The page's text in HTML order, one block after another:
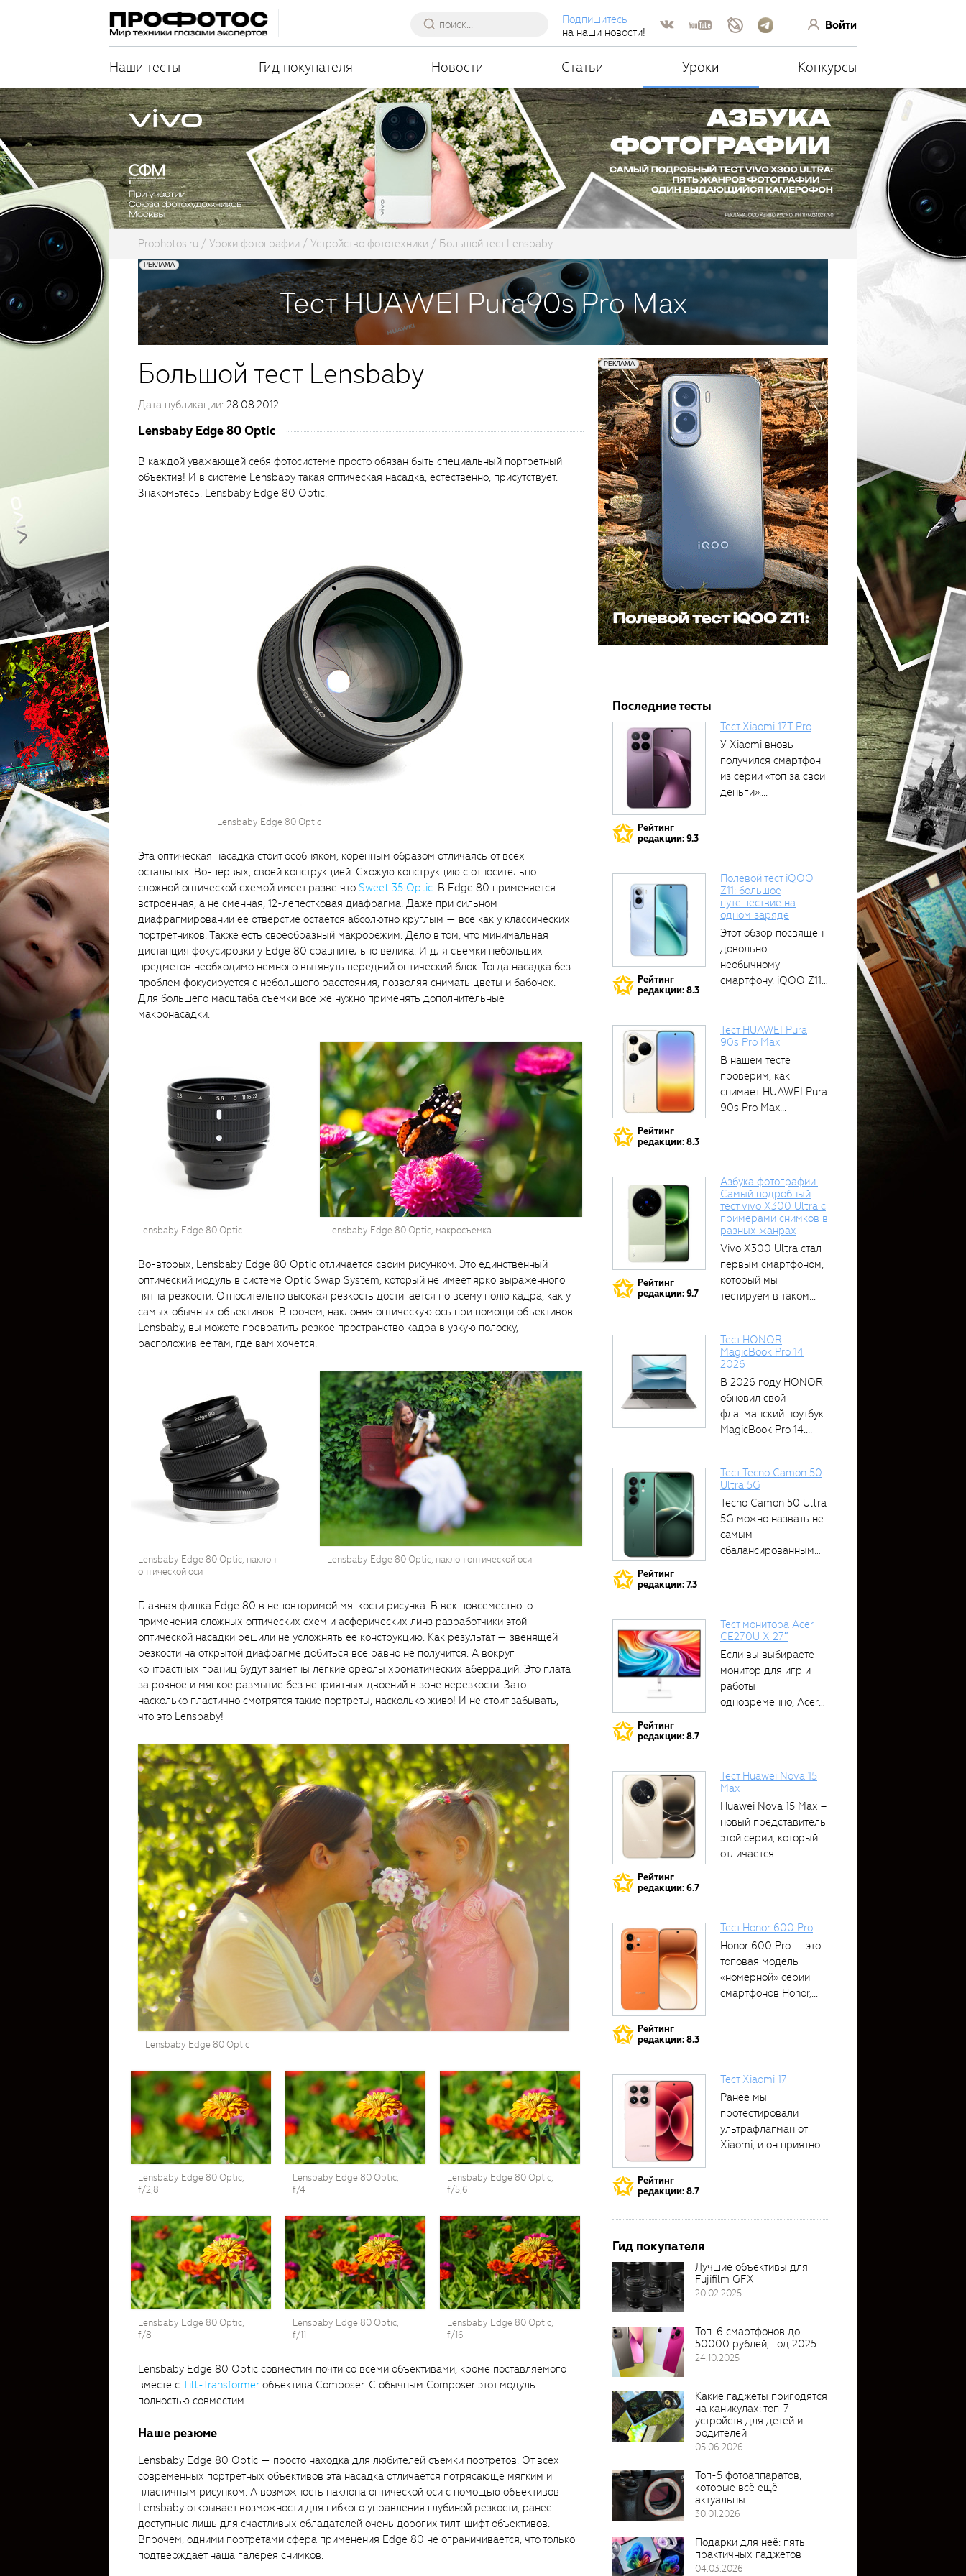
Подпишитесь
на наши новости!
Войти
Наши тесты Гид покупателя Новости Статьи Уроки Конкурсы
Prophotos.ru Уроки фотографии Устройство фототехники Большой тест Lensbaby
Большой тест Lensbaby
Дата публикации: 28.08.2012
Lensbaby Edge 80 Optic
В каждой уважающей себя фотосистеме просто обязан быть специальный портретный
объектив! И в системе Lensbaby такая оптическая насадка, естественно, присутствует.
Знакомьтесь: Lensbaby Edge 80 Optic.
Lensbaby Edge 80 Optic
Эта оптическая насадка стоит особняком, коренным образом отличаясь от всех
остальных. Во-первых, своей конструкцией. Схожую конструкцию с относительно
сложной оптической схемой имеет разве что Sweet 35 Optic. В Edge 80 применяется
встроенная, а не сменная, 12-лепестковая диафрагма. Даже при сильном
диафрагмировании ее отверстие остается абсолютно круглым — все как у классических
портретников. Также есть своеобразный макрорежим. Дело в том, что минимальная
дистанция фокусировки у Edge 80 сравнительно велика. И для съемки небольших
предметов необходимо немного вытянуть передний оптический блок. Тогда насадка без
проблем фокусируется с небольшого расстояния, позволяя снимать цветы и бабочек.
Для большего масштаба съемки все же нужно применять дополнительные
макронасадки.
Lensbaby Edge 80 Optic Lensbaby Edge 80 Optic, макросъемка
Во-вторых, Lensbaby Edge 80 Optic отличается своим рисунком. Это единственный
оптический модуль в системе Optic Swap System, который не имеет ярко выраженного
пятна резкости. Относительно высокая резкость достигается по всему полю кадра, как у
самых обычных объективов. Впрочем, наклоняя оптическую ось при помощи объективов
Lensbaby, вы можете превратить резкое пространство кадра в узкую полоску,
расположив ее там, где вам хочется.
Lensbaby Edge 80 Optic, наклон
оптической оси
Lensbaby Edge 80 Optic, наклон оптической оси
Главная фишка Edge 80 в неповторимой мягкости рисунка. В век повсеместного
применения сложных оптических схем и асферических линз разработчики этой
оптической насадки решили не усложнять ее конструкцию. Как результат — звенящей
резкости на открытой диафрагме добиться все равно не получится. А вокруг
контрастных границ будут заметны легкие ореолы хроматических аберраций. Это плата
за ровное и мягкое размытие без неприятных двоений в зоне нерезкости. Зато
насколько пластично смотрятся такие портреты, насколько живо! И не стоит забывать,
что это Lensbaby!
Lensbaby Edge 80 Optic
Lensbaby Edge 80 Optic,
f/2,8
Lensbaby Edge 80 Optic,
f/4
Lensbaby Edge 80 Optic,
f/5,6
Lensbaby Edge 80 Optic,
f/8
Lensbaby Edge 80 Optic,
f/11
Lensbaby Edge 80 Optic,
f/16
Lensbaby Edge 80 Optic совместим почти со всеми объективами, кроме поставляемого
вместе с Tilt-Transformer объектива Composer. С обычным Composer этот модуль
полностью совместим.
Наше резюме
Lensbaby Edge 80 Optic — просто находка для любителей съемки портретов. От всех
современных портретных объективов эта насадка отличается потрясающе мягким и
пластичным рисунком. А возможность наклона оптической оси с помощью объективов
Lensbaby открывает возможности для гибкого управления глубиной резкости, ранее
доступные лишь для счастливых обладателей очень дорогих тилт-шифт объективов.
Впрочем, одними портретами сфера применения Edge 80 не ограничивается, что только
подтверждает наша галерея снимков.
Последние тесты
Рейтинг
редакции: 9.3
Тест Xiaomi 17T Pro
У Xiaomi вновь
получился смартфон
из серии «топ за свои
деньги»....
Рейтинг
редакции: 8.3
Полевой тест iQOO
Z11: большое
путешествие на
одном заряде
Этот обзор посвящён
довольно
необычному
смартфону. iQOO Z11
Рейтинг
редакции: 8.3
Тест HUAWEI Pura
90s Pro Max
В нашем тесте
проверим, как
снимает HUAWEI Pura
90s Pro Max...
Рейтинг
редакции: 9.7
Азбука фотографии.
Самый подробный
тест vivo X300 Ultra с
примерами снимков в
разных жанрах
Vivo X300 Ultra стал
первым смартфоном,
который мы
тестируем в таком...
Тест HONOR
MagicBook Pro 14
2026
В 2026 году HONOR
обновил свой
флагманский ноутбук
MagicBook Pro 14....
Рейтинг
редакции: 7.3
Тест Tecno Camon 50
Ultra 5G
Tecno Camon 50 Ultra
5G можно назвать не
самым
сбалансированным
Рейтинг
редакции: 8.7
Тест монитора Acer
CE270U X 27″
Если вы выбираете
монитор для игр и
работы
одновременно, Acer
Рейтинг
редакции: 6.7
Тест Huawei Nova 15
Max
Huawei Nova 15 Max –
новый представитель
этой серии, который
отличается...
Рейтинг
редакции: 8.3
Тест Honor 600 Pro
Honor 600 Pro — это
топовая модель
«номерной» серии
смартфонов Honor,...
Рейтинг
редакции: 8.7
Тест Xiaomi 17
Ранее мы
протестировали
ультрафлагман от
Xiaomi, и он приятно
Гид покупателя
Лучшие объективы для
Fujifilm GFX
20.02.2025
Топ-6 смартфонов до
50000 рублей, год 2025
24.10.2025
Какие гаджеты пригодятся
на каникулах: топ-7
устройств для детей и
родителей
05.06.2026
Топ-5 фотоаппаратов,
которые всё ещё
актуальны
30.01.2026
Подарки для неё: пять
практичных гаджетов
04.03.2026